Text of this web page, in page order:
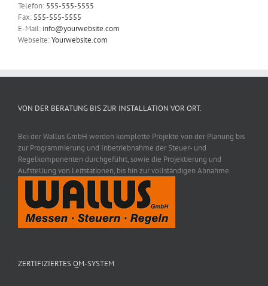
Telefon: 555-555-5555
Fax: 555-555-5555
E-Mail: info@yourwebsite.com
Webseite:Yourwebsite.com
VON DER BERATUNG BIS ZUR INSTALLATION VOR ORT.
Bei der Wallus GmbH werden komplette Projekte von der Planung bis
zur Programmierung und Inbetriebnahme der Steuer- und
Regelkomponenten durchgeführt, sowie die Projektierung und
Aufstellung von Leitstationen, bis hin zur vollständigen Abnahme.
ZERTIFIZIERTES QM-SYSTEM